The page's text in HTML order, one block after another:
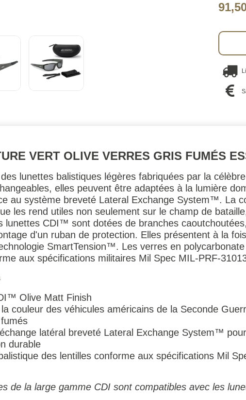
VERT OLIVE VERRES GRIS FUMÉS
lunettes balistiques légères fabriquées par la
elles peuvent être adaptées à la lumière
au système breveté Lateral Exchange System™. La
les rend utiles non seulement sur le champ de
lunettes CDI™ sont dotées de branches
d'un ruban de protection. Elles présentent à la
SmartTension™. Les verres en
aux spécifications militaires Mil Spec MIL-PRF-
Olive Matt Finish
couleur des véhicules américains de la Seconde
latéral breveté Lateral Exchange System™
durable
des lentilles conforme aux spécifications Mil
de la large gamme CDI sont compatibles avec les